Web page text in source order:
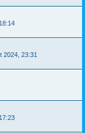
2024, 23:31